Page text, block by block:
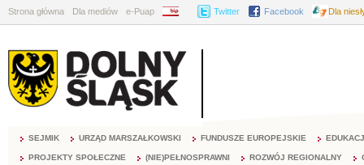
Strona główna Dla mediów e-Puap BIP Twitter Facebook Dla
SEJMIK URZĄD MARSZAŁKOWSKI FUNDUSZE EUROPEJSKIE
PROJEKTY SPOŁECZNE (NIE)PEŁNOSPRAWNI ROZWÓJ REGIONALNY